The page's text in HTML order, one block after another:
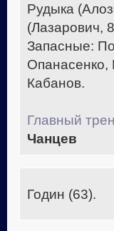
Рудыка
(Лазарович,
Запасные:
Кабанов.
Главный
Чанцев
Годин (63).